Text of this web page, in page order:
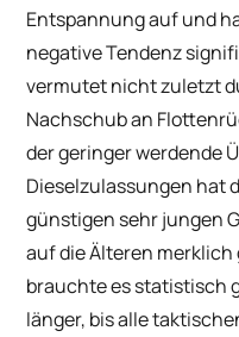
Entspannung auf und
negative Tendenz
vermutet nicht zuletzt
Nachschub an
der geringer werdende
Dieselzulassungen hat
günstigen sehr jungen
auf die Älteren merklich
brauchte es statistisch
länger, bis alle